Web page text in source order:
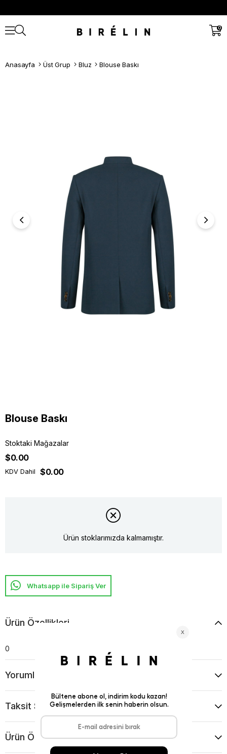
0
Anasayfa Üst Grup Bluz Blouse Baskı
Blouse Baskı
Stoktaki Mağazalar
$0.00
KDV Dahil $0.00
Ürün stoklarımızda kalmamıştır.
Whatsapp ile Sipariş Ver
Ürün Özellikleri
0
Yorumlar
Taksit Seçenekleri
Ürün Önerileri